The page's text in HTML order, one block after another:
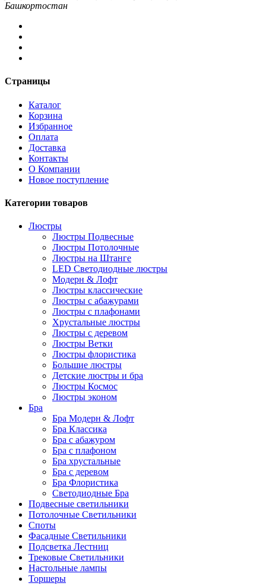
Башкортостан
Страницы
Каталог
Корзина
Избранное
Оплата
Доставка
Контакты
О Компании
Новое поступление
Категории товаров
Люстры
Люстры Подвесные
Люстры Потолочные
Люстры на Штанге
LED Светодиодные люстры
Модерн & Лофт
Люстры классические
Люстры с абажурами
Люстры с плафонами
Хрустальные люстры
Люстры с деревом
Люстры Ветки
Люстры флористика
Большие люстры
Детские люстры и бра
Люстры Космос
Люстры эконом
Бра
Бра Модерн & Лофт
Бра Классика
Бра с абажуром
Бра с плафоном
Бра хрустальные
Бра с деревом
Бра Флористика
Светодиодные Бра
Подвесные светильники
Потолочные Светильники
Споты
Фасадные Светильники
Подсветка Лестниц
Трековые Светильники
Настольные лампы
Торшеры